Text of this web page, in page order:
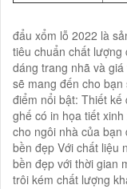
đẩu xổm lỗ 2022 là
tiêu chuẩn chất lượng
dáng trang nhã và
sẽ mang đến cho
điểm nổi bật: Thiết
ghế có in họa tiết
cho ngôi nhà của
bền đẹp Với chất liệu
bền đẹp với thời gian
trôi kém chất lượng